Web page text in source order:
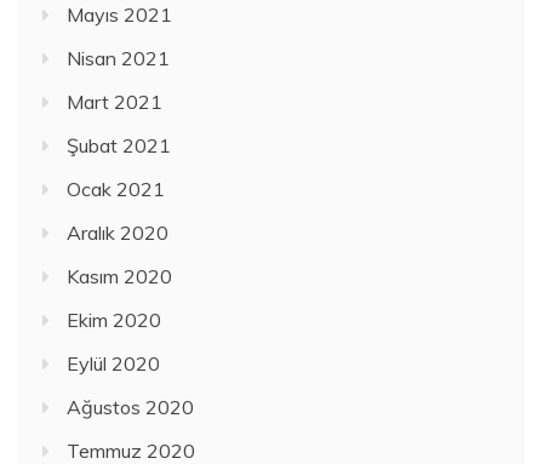
Mayıs 2021
Nisan 2021
Mart 2021
Şubat 2021
Ocak 2021
Aralık 2020
Kasım 2020
Ekim 2020
Eylül 2020
Ağustos 2020
Temmuz 2020